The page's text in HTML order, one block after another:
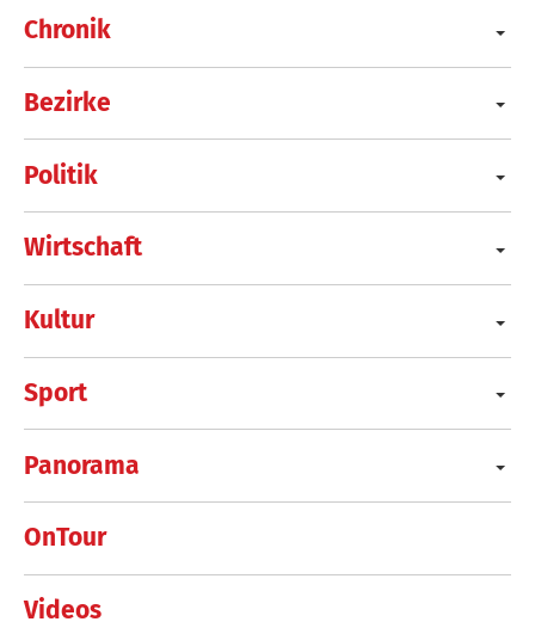
Chronik
Bezirke
Politik
Wirtschaft
Kultur
Sport
Panorama
OnTour
Videos